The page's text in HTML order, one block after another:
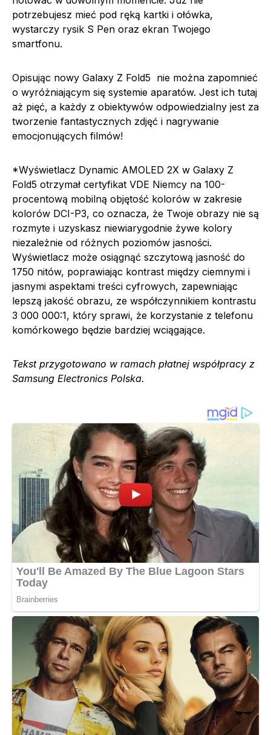
potrzebujesz mieć pod ręką kartki i ołówka,
wystarczy rysik S Pen oraz ekran Twojego
smartfonu.
Opisując nowy Galaxy Z Fold5 nie można zapomnieć
o wyróżniającym się systemie aparatów. Jest ich tutaj
aż pięć, a każdy z obiektywów odpowiedzialny jest za
tworzenie fantastycznych zdjęć i nagrywanie
emocjonujących filmów!
*Wyświetlacz Dynamic AMOLED 2X w Galaxy Z
Fold5 otrzymał certyfikat VDE Niemcy na 100-
procentową mobilną objętość kolorów w zakresie
kolorów DCI-P3, co oznacza, że ​​Twoje obrazy nie są
rozmyte i uzyskasz niewiarygodnie żywe kolory
niezależnie od różnych poziomów jasności.
Wyświetlacz może osiągnąć szczytową jasność do
1750 nitów, poprawiając kontrast między ciemnymi i
jasnymi aspektami treści cyfrowych, zapewniając
lepszą jakość obrazu, ze współczynnikiem kontrastu
3 000 000:1, który sprawi, że korzystanie z telefonu
komórkowego będzie bardziej wciągające.
Tekst przygotowano w ramach płatnej współpracy z
Samsung Electronics Polska.